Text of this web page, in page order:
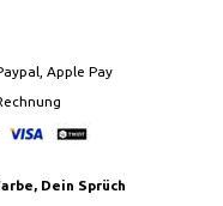
Apple Pay
Dein Sprüch